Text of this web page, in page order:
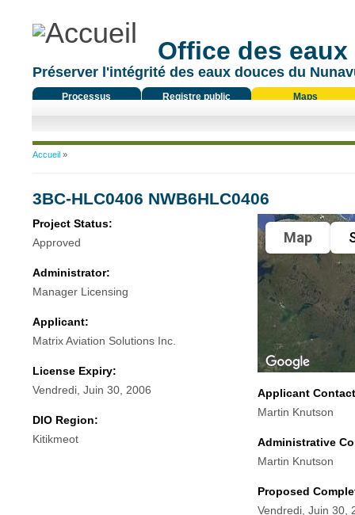
Office des
Préserver l'intégrité des eaux douces du
Processus
Registre public Maps
Vous êtes ici
Accueil»
3BC-HLC0406 NWB6HLC0406
Project Status:
Approved
Administrator:
Manager Licensing
Applicant:
Matrix Aviation Solutions Inc.
License Expiry:
Vendredi, Juin 30, 2006
DIO Region:
Kitikmeot
Map
Applicant
Martin Knutson
Administrative
Martin Knutson
Proposed
Vendredi, Juin 30,